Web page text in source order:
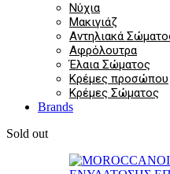
Νύχια
Μακιγιάζ
Αντηλιακά
Αφρόλουτρα
Έλαια Σώματος
Κρέμες προσώπου
Κρέμες Σώματος
Brands
Sold out